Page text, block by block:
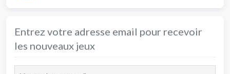
Entrez votre adresse email pour recevoir
les nouveaux jeux